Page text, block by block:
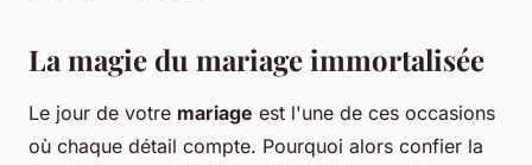
La magie du mariage immortalisée
Le jour de votre mariage est l'une de ces occasions
où chaque détail compte. Pourquoi alors confier la